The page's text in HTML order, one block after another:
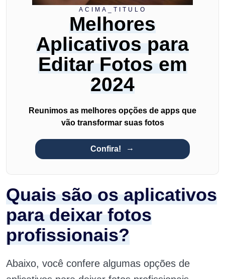
ACIMA_TITULO
Melhores
Aplicativos para
Editar Fotos em
2024
Reunimos as melhores opções de apps que
vão transformar suas fotos
Confira!
Quais são os aplicativos
para deixar fotos
profissionais?
Abaixo, você confere algumas opções de